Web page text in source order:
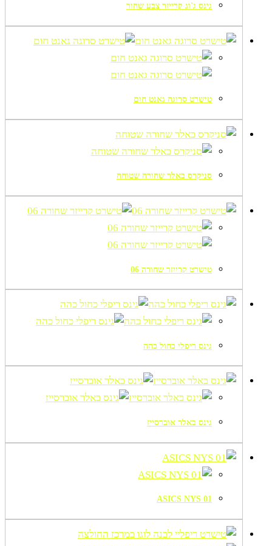
גינס ג'וג קרייזר צבע שחור
טישרט סרוגה גאנט חום
סניקרס באלר שחורה שטוחה
טישרט קרייזר שחורה 06
גינס ריפלי כחול כהה
גינס באלר אוברסייז
01 ASICS NYS